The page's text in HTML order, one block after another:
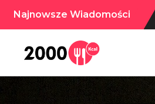
Najnowsze Wiadomości